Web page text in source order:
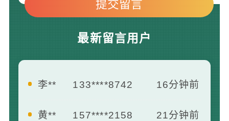
最新留言用户
黄** 157****2158 21分钟前
廖* 139****2591 25分钟前